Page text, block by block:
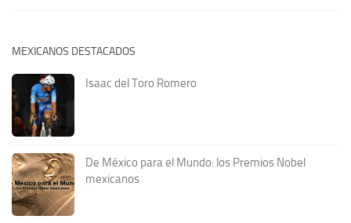
MEXICANOS DESTACADOS
Isaac del Toro Romero
De México para el Mundo: los Premios Nobel
mexicanos